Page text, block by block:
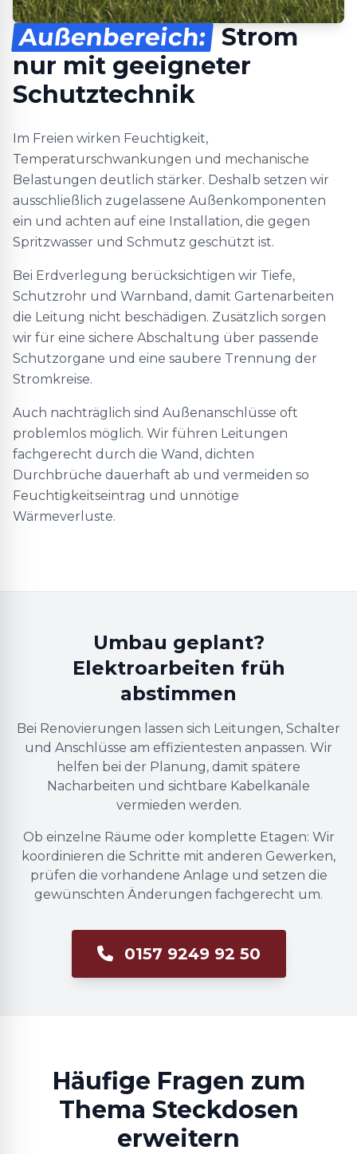
Außenbereich: Strom
nur mit geeigneter
Schutztechnik
Im Freien wirken Feuchtigkeit,
Temperaturschwankungen und mechanische
Belastungen deutlich stärker. Deshalb setzen wir
ausschließlich zugelassene Außenkomponenten
ein und achten auf eine Installation, die gegen
Spritzwasser und Schmutz geschützt ist.
Bei Erdverlegung berücksichtigen wir Tiefe,
Schutzrohr und Warnband, damit Gartenarbeiten
die Leitung nicht beschädigen. Zusätzlich sorgen
wir für eine sichere Abschaltung über passende
Schutzorgane und eine saubere Trennung der
Stromkreise.
Auch nachträglich sind Außenanschlüsse oft
problemlos möglich. Wir führen Leitungen
fachgerecht durch die Wand, dichten
Durchbrüche dauerhaft ab und vermeiden so
Feuchtigkeitseintrag und unnötige
Wärmeverluste.
Umbau geplant?
Elektroarbeiten früh
abstimmen
Bei Renovierungen lassen sich Leitungen, Schalter
und Anschlüsse am effizientesten anpassen. Wir
helfen bei der Planung, damit spätere
Nacharbeiten und sichtbare Kabelkanäle
vermieden werden.
Ob einzelne Räume oder komplette Etagen: Wir
koordinieren die Schritte mit anderen Gewerken,
prüfen die vorhandene Anlage und setzen die
gewünschten Änderungen fachgerecht um.
0157 9249 92 50
Häufige Fragen zum
Thema Steckdosen
erweitern